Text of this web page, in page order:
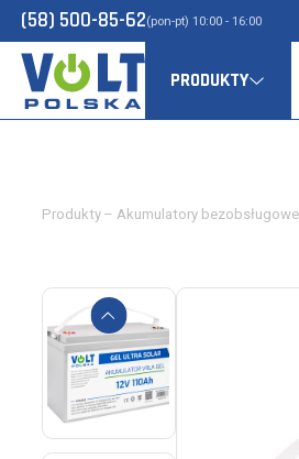
(58) 500-85-62(pon-pt) 10:00 - 16:00
PRODUKTY
Produkty – Akumulatory bezobsługowe